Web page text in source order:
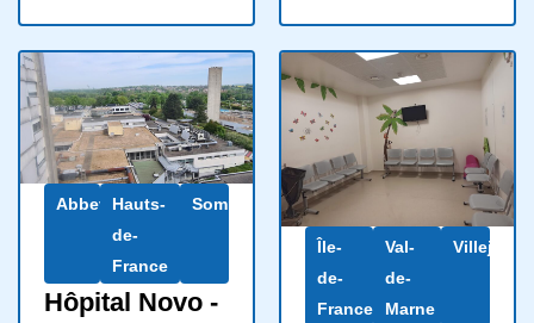
AbbevilleHauts-
de-
France
Somme
Hôpital Novo -
Île-
de-
France
Val-
de-
Marne
Villejuif